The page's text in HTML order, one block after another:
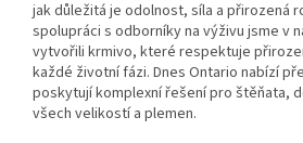
jak důležitá je odolnost, síla a přirozená
spolupráci s odborníky na výživu jsme v
vytvořili krmivo, které respektuje
každé životní fázi. Dnes Ontario nabízí
poskytují komplexní řešení pro štěňata,
všech velikostí a plemen.